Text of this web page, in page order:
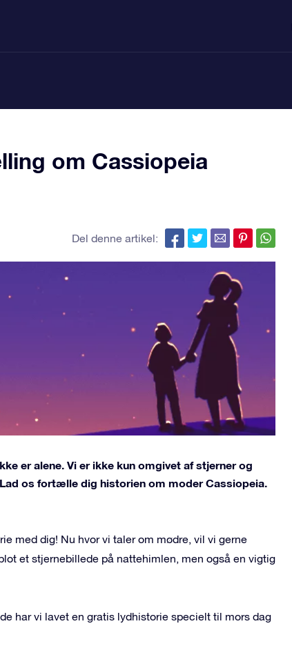
om Cassiopeia
Del denne artikel:
er alene. Vi er ikke kun omgivet af stjerner og
os fortælle dig historien om moder Cassiopeia.
med dig! Nu hvor vi taler om mødre, vil vi gerne
et stjernebillede på nattehimlen, men også en vigtig
har vi lavet en gratis lydhistorie specielt til mors dag